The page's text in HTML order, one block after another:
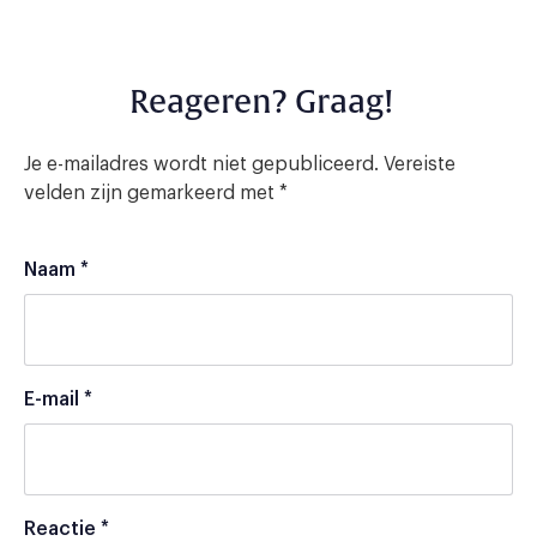
Reageren? Graag!
Je e-mailadres wordt niet gepubliceerd. Vereiste
velden zijn gemarkeerd met *
Naam *
E-mail *
Reactie *